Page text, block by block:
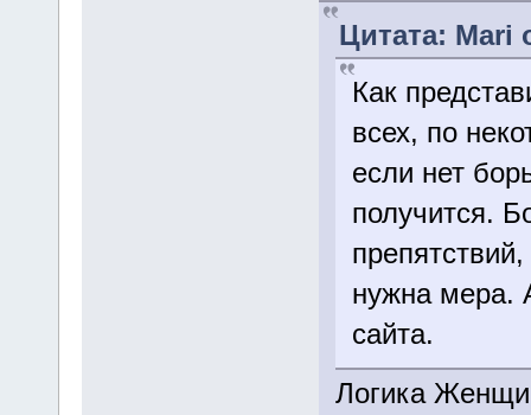
Цитата: Mari
Как
всех, по
если нет
получится.
нужна мера.
сайта.
Логика